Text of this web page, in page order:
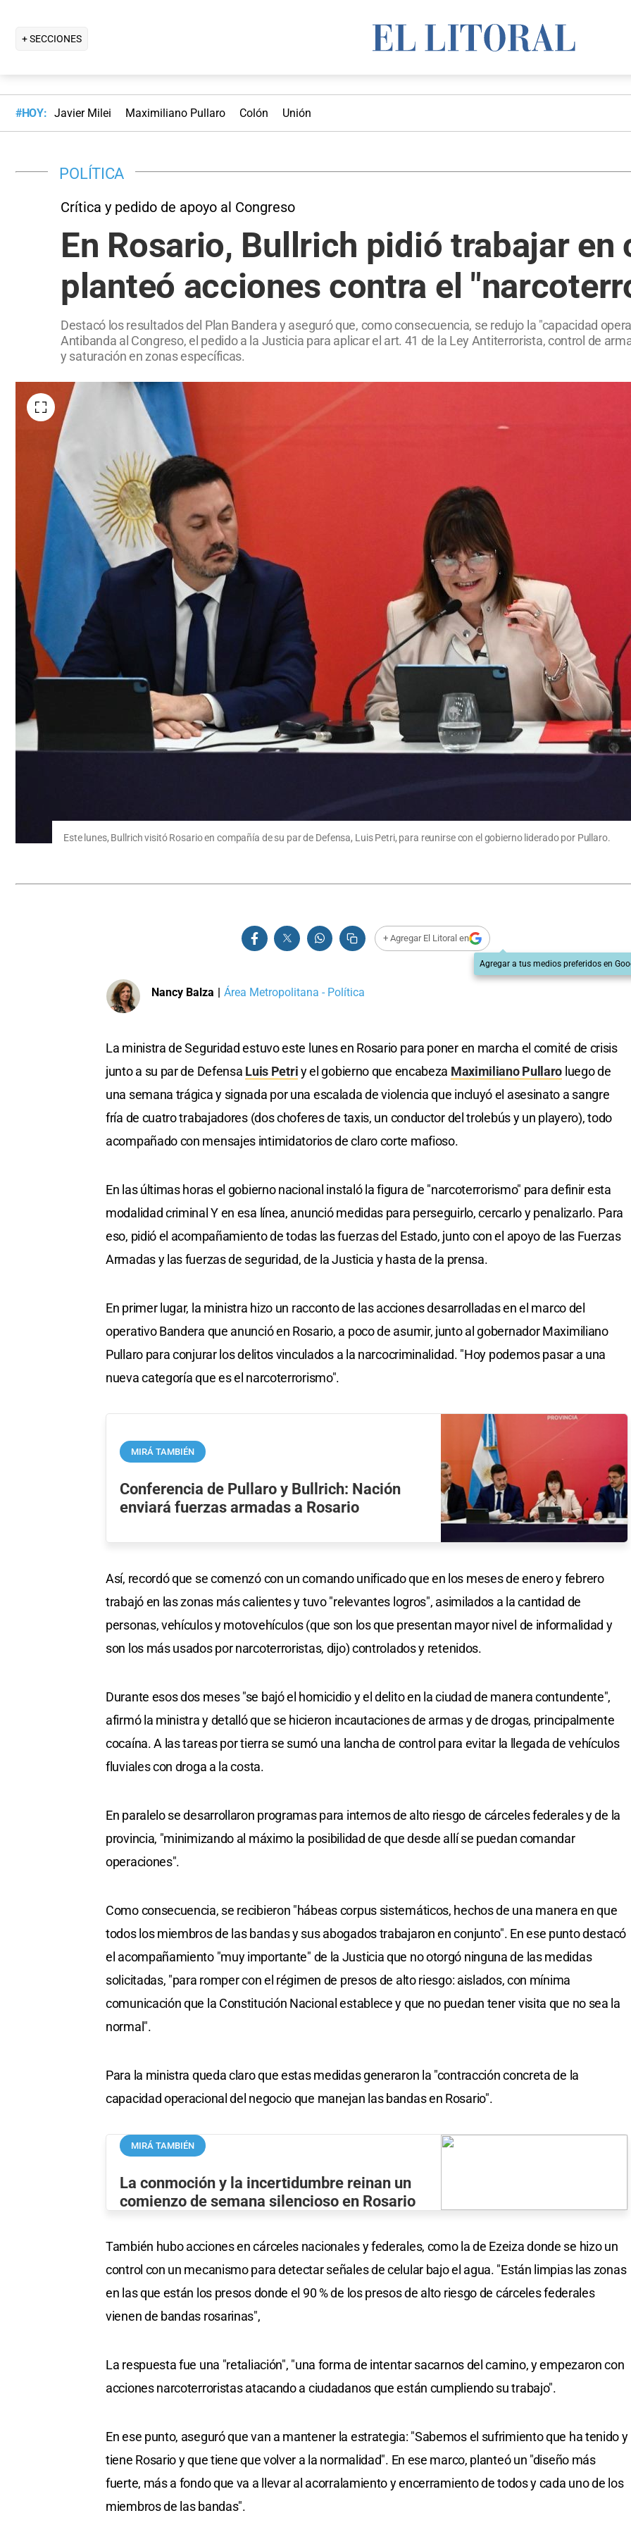
+ SECCIONES
#HOY: Javier Milei Maximiliano Pullaro Colón Unión
POLÍTICA
Crítica y pedido de apoyo al Congreso
En Rosario, Bullrich pidió trabajar en
planteó acciones contra el
Destacó los resultados del Plan Bandera y aseguró que, como consecuencia, se redujo la "capacidad
Antibanda al Congreso, el pedido a la Justicia para aplicar el art. 41 de la Ley Antiterrorista, control de
y saturación en zonas específicas.
Este lunes, Bullrich visitó Rosario en compañía de su par de Defensa, Luis Petri, para reunirse con el gobierno liderado por Pullaro.
+ Agregar El Litoral en
Agregar a tus medios preferidos en
Nancy Balza | Área Metropolitana - Política
La ministra de Seguridad estuvo este lunes en Rosario para poner en marcha el comité de crisis
junto a su par de Defensa Luis Petriy el gobierno que encabeza Maximiliano Pullaro luego de
una semana trágica y signada por una escalada de violencia que incluyó el asesinato a sangre
fría de cuatro trabajadores (dos choferes de taxis, un conductor del trolebús y un playero), todo
acompañado con mensajes intimidatorios de claro corte mafioso.
En las últimas horas el gobierno nacional instaló la figura de "narcoterrorismo" para definir esta
modalidad criminal Y en esa línea, anunció medidas para perseguirlo, cercarlo y penalizarlo. Para
eso, pidió el acompañamiento de todas las fuerzas del Estado, junto con el apoyo de las Fuerzas
Armadas y las fuerzas de seguridad, de la Justicia y hasta de la prensa.
En primer lugar, la ministra hizo un racconto de las acciones desarrolladas en el marco del
operativo Bandera que anunció en Rosario, a poco de asumir, junto al gobernador Maximiliano
Pullaro para conjurar los delitos vinculados a la narcocriminalidad. "Hoy podemos pasar a una
nueva categoría que es el narcoterrorismo".
MIRÁ TAMBIÉN
Conferencia de Pullaro y Bullrich: Nación
enviará fuerzas armadas a Rosario
Así, recordó que se comenzó con un comando unificado que en los meses de enero y febrero
trabajó en las zonas más calientes y tuvo "relevantes logros", asimilados a la cantidad de
personas, vehículos y motovehículos (que son los que presentan mayor nivel de informalidad y
son los más usados por narcoterroristas, dijo) controlados y retenidos.
Durante esos dos meses "se bajó el homicidio y el delito en la ciudad de manera contundente",
afirmó la ministra y detalló que se hicieron incautaciones de armas y de drogas, principalmente
cocaína. A las tareas por tierra se sumó una lancha de control para evitar la llegada de vehículos
fluviales con droga a la costa.
En paralelo se desarrollaron programas para internos de alto riesgo de cárceles federales y de la
provincia, "minimizando al máximo la posibilidad de que desde allí se puedan comandar
operaciones".
Como consecuencia, se recibieron "hábeas corpus sistemáticos, hechos de una manera en que
todos los miembros de las bandas y sus abogados trabajaron en conjunto". En ese punto destacó
el acompañamiento "muy importante" de la Justicia que no otorgó ninguna de las medidas
solicitadas, "para romper con el régimen de presos de alto riesgo: aislados, con mínima
comunicación que la Constitución Nacional establece y que no puedan tener visita que no sea la
normal".
Para la ministra queda claro que estas medidas generaron la "contracción concreta de la
capacidad operacional del negocio que manejan las bandas en Rosario".
MIRÁ TAMBIÉN
La conmoción y la incertidumbre reinan un
comienzo de semana silencioso en Rosario
También hubo acciones en cárceles nacionales y federales, como la de Ezeiza donde se hizo un
control con un mecanismo para detectar señales de celular bajo el agua. "Están limpias las zonas
en las que están los presos donde el 90 % de los presos de alto riesgo de cárceles federales
vienen de bandas rosarinas",
La respuesta fue una "retaliación", "una forma de intentar sacarnos del camino, y empezaron con
acciones narcoterroristas atacando a ciudadanos que están cumpliendo su trabajo".
En ese punto, aseguró que van a mantener la estrategia: "Sabemos el sufrimiento que ha tenido y
tiene Rosario y que tiene que volver a la normalidad". En ese marco, planteó un "diseño más
fuerte, más a fondo que va a llevar al acorralamiento y encerramiento de todos y cada uno de los
miembros de las bandas".